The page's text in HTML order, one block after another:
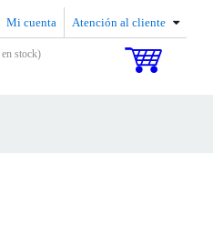
Mi cuenta Atención al cliente
stock)